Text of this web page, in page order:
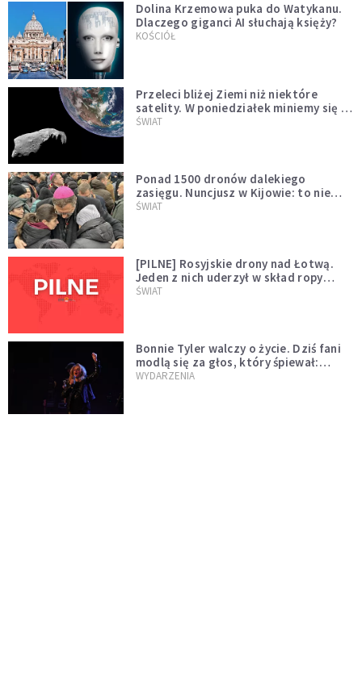
Dolina Krzemowa puka do Watykanu.
Dlaczego giganci AI słuchają księży?
KOŚCIÓŁ
Przeleci bliżej Ziemi niż niektóre
satelity. W poniedziałek miniemy się z
asteroidą, która poprzedzi znacznie
ŚWIAT
Ponad 1500 dronów dalekiego
zasięgu. Nuncjusz w Kijowie: to nie
wygląda na wolę zakończenia wojny
ŚWIAT
[PILNE] Rosyjskie drony nad Łotwą.
Jeden z nich uderzył w skład ropy
naftowej
ŚWIAT
Bonnie Tyler walczy o życie. Dziś fani
modlą się za głos, który śpiewał:
"Lord, help me"
WYDARZENIA